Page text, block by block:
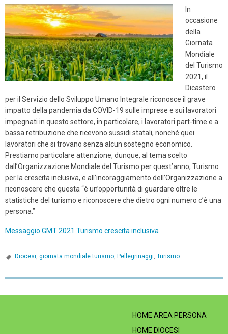
In
occasione
della
Giornata
Mondiale
del Turismo
2021, il
Dicastero
per il Servizio dello Sviluppo Umano Integrale riconosce il grave
impatto della pandemia da COVID-19 sulle imprese e sui lavoratori
impegnati in questo settore, in particolare, i lavoratori part-time e a
bassa retribuzione che ricevono sussidi statali, nonché quei
lavoratori che si trovano senza alcun sostegno economico.
Prestiamo particolare attenzione, dunque, al tema scelto
dall’Organizzazione Mondiale del Turismo per quest’anno, Turismo
per la crescita inclusiva, e all’incoraggiamento dell’Organizzazione a
riconoscere che questa “è un’opportunità di guardare oltre le
statistiche del turismo e riconoscere che dietro ogni numero c’è una
persona.”
Messaggio GMT 2021 Turismo crescita inclusiva
Diocesi, giornata mondiale turismo, Pellegrinaggi, Turismo
HOME AREA PERSONA
HOME DIOCESI